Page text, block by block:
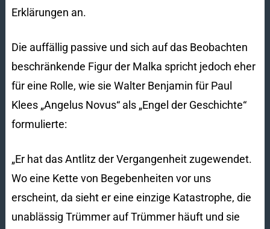
Erklärungen an.
Die auffällig passive und sich auf das Beobachten
beschränkende Figur der Malka spricht jedoch eher
für eine Rolle, wie sie Walter Benjamin für Paul
Klees „Angelus Novus“ als „Engel der Geschichte“
formulierte:
„Er hat das Antlitz der Vergangenheit zugewendet.
Wo eine Kette von Begebenheiten vor uns
erscheint, da sieht er eine einzige Katastrophe, die
unablässig Trümmer auf Trümmer häuft und sie